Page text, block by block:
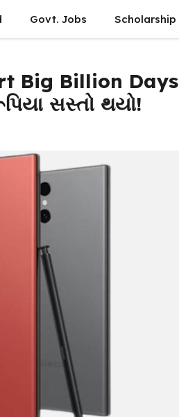
Govt. Jobs Scholarship
Big Billion Days
સસ્તો થયો!